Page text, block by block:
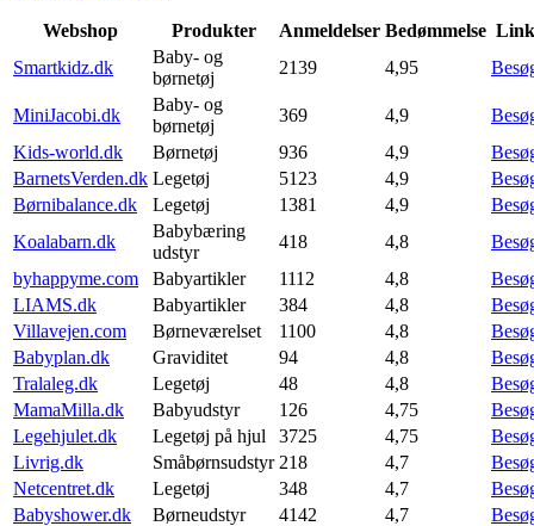
Webshop Produkter Anmeldelser Bedømmelse Link
Smartkidz.dk
Baby- og
børnetøj
2139 4,95
MiniJacobi.dk
Baby- og
børnetøj
369 4,9
Kids-world.dk
Børnetøj 936 4,9
BarnetsVerden.dk Legetøj 5123 4,9
Børnibalance.dk
Legetøj 1381 4,9
Koalabarn.dk
Babybæring
udstyr
418 4,8
byhappyme.com
Babyartikler 1112 4,8
LIAMS.dk
Babyartikler 384 4,8
Villavejen.com
Børneværelset 1100 4,8
Babyplan.dk
Graviditet 94 4,8
Tralaleg.dk
Legetøj 48 4,8
MamaMilla.dk
Babyudstyr 126 4,75
Legehjulet.dk
Legetøj på hjul 3725 4,75
Livrig.dk
Småbørnsudstyr 218 4,7
Netcentret.dk
Legetøj 348 4,7
Babyshower.dk
Børneudstyr 4142 4,7